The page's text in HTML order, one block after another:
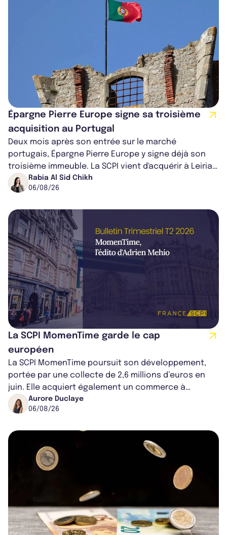
Épargne Pierre Europe signe sa troisième
acquisition au Portugal
Deux mois après son entrée sur le marché
portugais, Épargne Pierre Europe y signe déjà son
troisième immeuble. La SCPI vient d'acquérir à Leiria,
dans le centre du pays, un établis...
Rabia Al Sid Chikh
06/08/26
La SCPI MomenTime garde le cap
européen
La SCPI MomenTime poursuit son développement,
portée par une collecte de 2,6 millions d’euros en
juin. Elle acquiert également un commerce à
Worcester, place une plateforme logisti...
Aurore Duclaye
06/08/26